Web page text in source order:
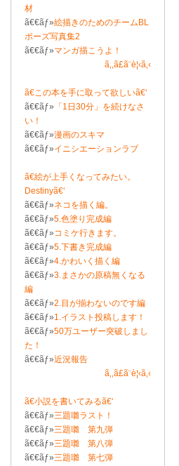
材
ã€€ãƒ»絵描きのためのチームBL
ポーズ写真集2
ã€€ãƒ»マンガ描こうよ！
ã‚‚ã£ã¨è¦‹ã‚‹
ã€この本を手に取って欲しいã€‘
ã€€ãƒ» 「1日30分」を続けなさ
い！
ã€€ãƒ»漫画のスキマ
ã€€ãƒ»イニシエーションラブ
ã€絵が上手くなってみたい。
Destinyã€‘
ã€€ãƒ»ネコを描く編。
ã€€ãƒ»5.色塗り完成編
ã€€ãƒ»コミケ行きます。
ã€€ãƒ»5.下書き完成編
ã€€ãƒ»4.かわいく描く編
ã€€ãƒ»3.まさかの原稿無くなる
編
ã€€ãƒ»2.目が揃わないのです編
ã€€ãƒ»1.イラスト投稿します！
ã€€ãƒ»50万ユーザー突破しまし
た！
ã€€ãƒ»近況報告
ã‚‚ã£ã¨è¦‹ã‚‹
ã€小説を書いてみるã€‘
ã€€ãƒ»三題囃ラスト！
ã€€ãƒ»三題囃 第九弾
ã€€ãƒ»三題囃 第八弾
ã€€ãƒ»三題囃 第七弾